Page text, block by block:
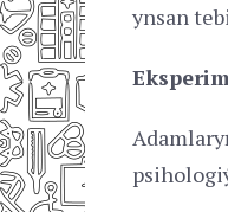
ynsan